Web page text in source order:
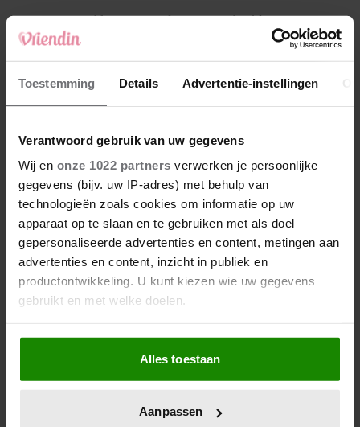
Toestemming Details Advertentie-instellingen
Verantwoord gebruik van uw gegevens
Wij en onze 1022 partners verwerken je persoonlijke
gegevens (bijv. uw IP-adres) met behulp van
technologieën zoals cookies om informatie op uw
apparaat op te slaan en te gebruiken met als doel
gepersonaliseerde advertenties en content, metingen aan
advertenties en content, inzicht in publiek en
productontwikkeling. U kunt kiezen wie uw gegevens
gebruikt en met welke doelen.
Als u het toestaat, willen we ook graag:
Informatie verzamelen over uw geografische
locatie, die tot een paar meter nauwkeurig kan zijn
scannen op specifieke eigenschappen (fingerprinting)
Alles toestaan
Aanpassen
4 Weekhoroscoop: deze sterrenbeelden
kunnen zich op iets leuks verheugen
5 Makelaar Mandy: ‘Een bericht van de BN’er.
Een foto. Mijn lijf reageert’
Nieuw